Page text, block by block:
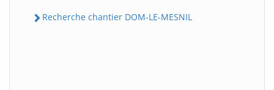
Recherche chantier DOM-LE-MESNIL